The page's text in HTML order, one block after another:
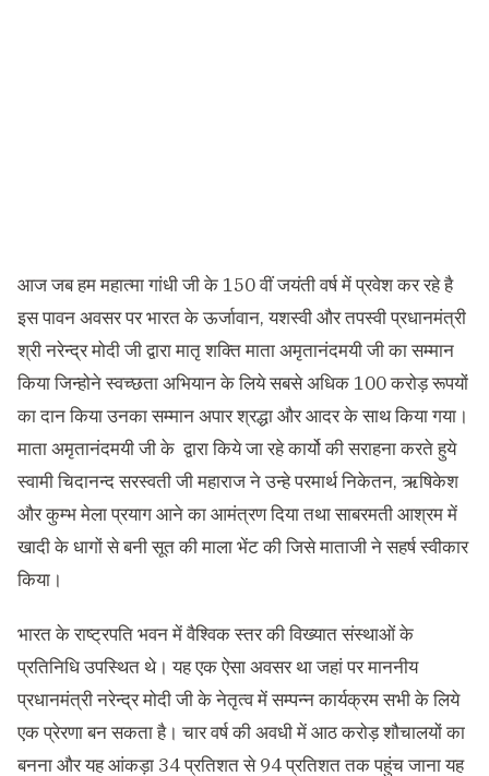
आज जब हम महात्मा गांधी जी के 150 वीं जयंती वर्ष में प्रवेश कर रहे है
इस पावन अवसर पर भारत के ऊर्जावान, यशस्वी और तपस्वी प्रधानमंत्री
श्री नरेन्द्र मोदी जी द्वारा मातृ शक्ति माता अमृतानंदमयी जी का सम्मान
किया जिन्होने स्वच्छता अभियान के लिये सबसे अधिक 100 करोड़ रूपयों
का दान किया उनका सम्मान अपार श्रद्धा और आदर के साथ किया गया।
माता अमृतानंदमयी जी के द्वारा किये जा रहे कार्यो की सराहना करते हुये
स्वामी चिदानन्द सरस्वती जी महाराज ने उन्हे परमार्थ निकेतन, ऋषिकेश
और कुम्भ मेला प्रयाग आने का आमंत्रण दिया तथा साबरमती आश्रम में
खादी के धागों से बनी सूत की माला भेंट की जिसे माताजी ने सहर्ष स्वीकार
किया।
भारत के राष्ट्रपति भवन में वैश्विक स्तर की विख्यात संस्थाओं के
प्रतिनिधि उपस्थित थे। यह एक ऐसा अवसर था जहां पर माननीय
प्रधानमंत्री नरेन्द्र मोदी जी के नेतृत्व में सम्पन्न कार्यक्रम सभी के लिये
एक प्रेरणा बन सकता है। चार वर्ष की अवधी में आठ करोड़ शौचालयों का
बनना और यह आंकड़ा 34 प्रतिशत से 94 प्रतिशत तक पहुंच जाना यह